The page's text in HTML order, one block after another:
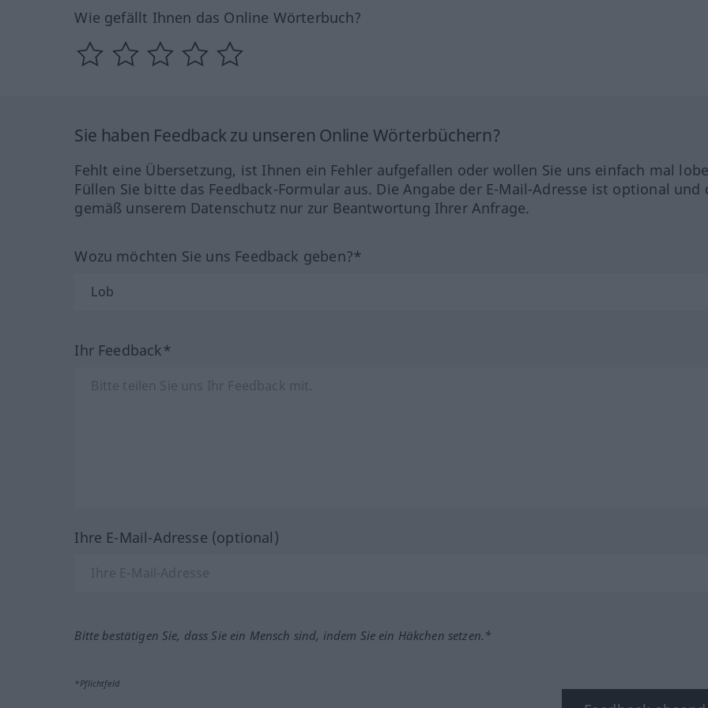
Wie gefällt Ihnen das Online Wörterbuch?
Sie haben Feedback zu unseren Online Wörterbüchern?
Fehlt eine Übersetzung, ist Ihnen ein Fehler aufgefallen oder wollen Sie uns einfach mal
Füllen Sie bitte das Feedback-Formular aus. Die Angabe der E-Mail-Adresse ist optional und
gemäß unserem Datenschutz nur zur Beantwortung Ihrer Anfrage.
Wozu möchten Sie uns Feedback geben?*
Ihr Feedback*
Ihre E-Mail-Adresse (optional)
Bitte bestätigen Sie, dass Sie ein Mensch sind, indem Sie ein Häkchen setzen.*
*Pflichtfeld